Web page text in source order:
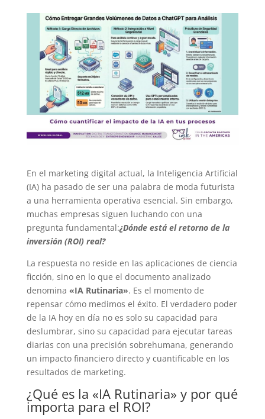
En el marketing digital actual, la Inteligencia Artificial
(IA) ha pasado de ser una palabra de moda futurista
a una herramienta operativa esencial. Sin embargo,
muchas empresas siguen luchando con una
pregunta fundamental:¿Dónde está el retorno de la
inversión (ROI) real?
La respuesta no reside en las aplicaciones de ciencia
ficción, sino en lo que el documento analizado
denomina «IA Rutinaria». Es el momento de
repensar cómo medimos el éxito. El verdadero poder
de la IA hoy en día no es solo su capacidad para
deslumbrar, sino su capacidad para ejecutar tareas
diarias con una precisión sobrehumana, generando
un impacto financiero directo y cuantificable en los
resultados de marketing.
¿Qué es la «IA Rutinaria» y por qué
importa para el ROI?